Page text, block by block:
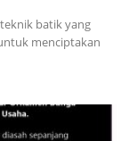
batik yang
menciptakan